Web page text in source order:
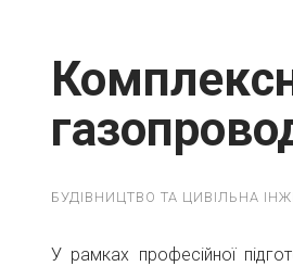
БУДІВНИЦТВО ТА ЦИВІЛЬНА
У рамках професійної